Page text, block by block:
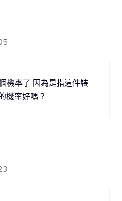
機率了 因為是指這件裝
機率好嗎？